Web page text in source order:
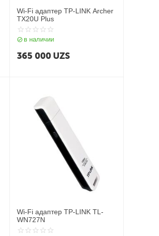
Wi-Fi адаптер TP-LINK Archer
TX20U Plus
в наличии
365 000 UZS
Wi-Fi адаптер TP-LINK TL-
WN727N